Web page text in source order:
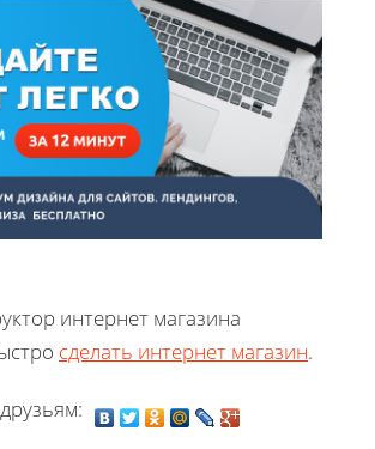
интернет магазина
сделать интернет магазин.